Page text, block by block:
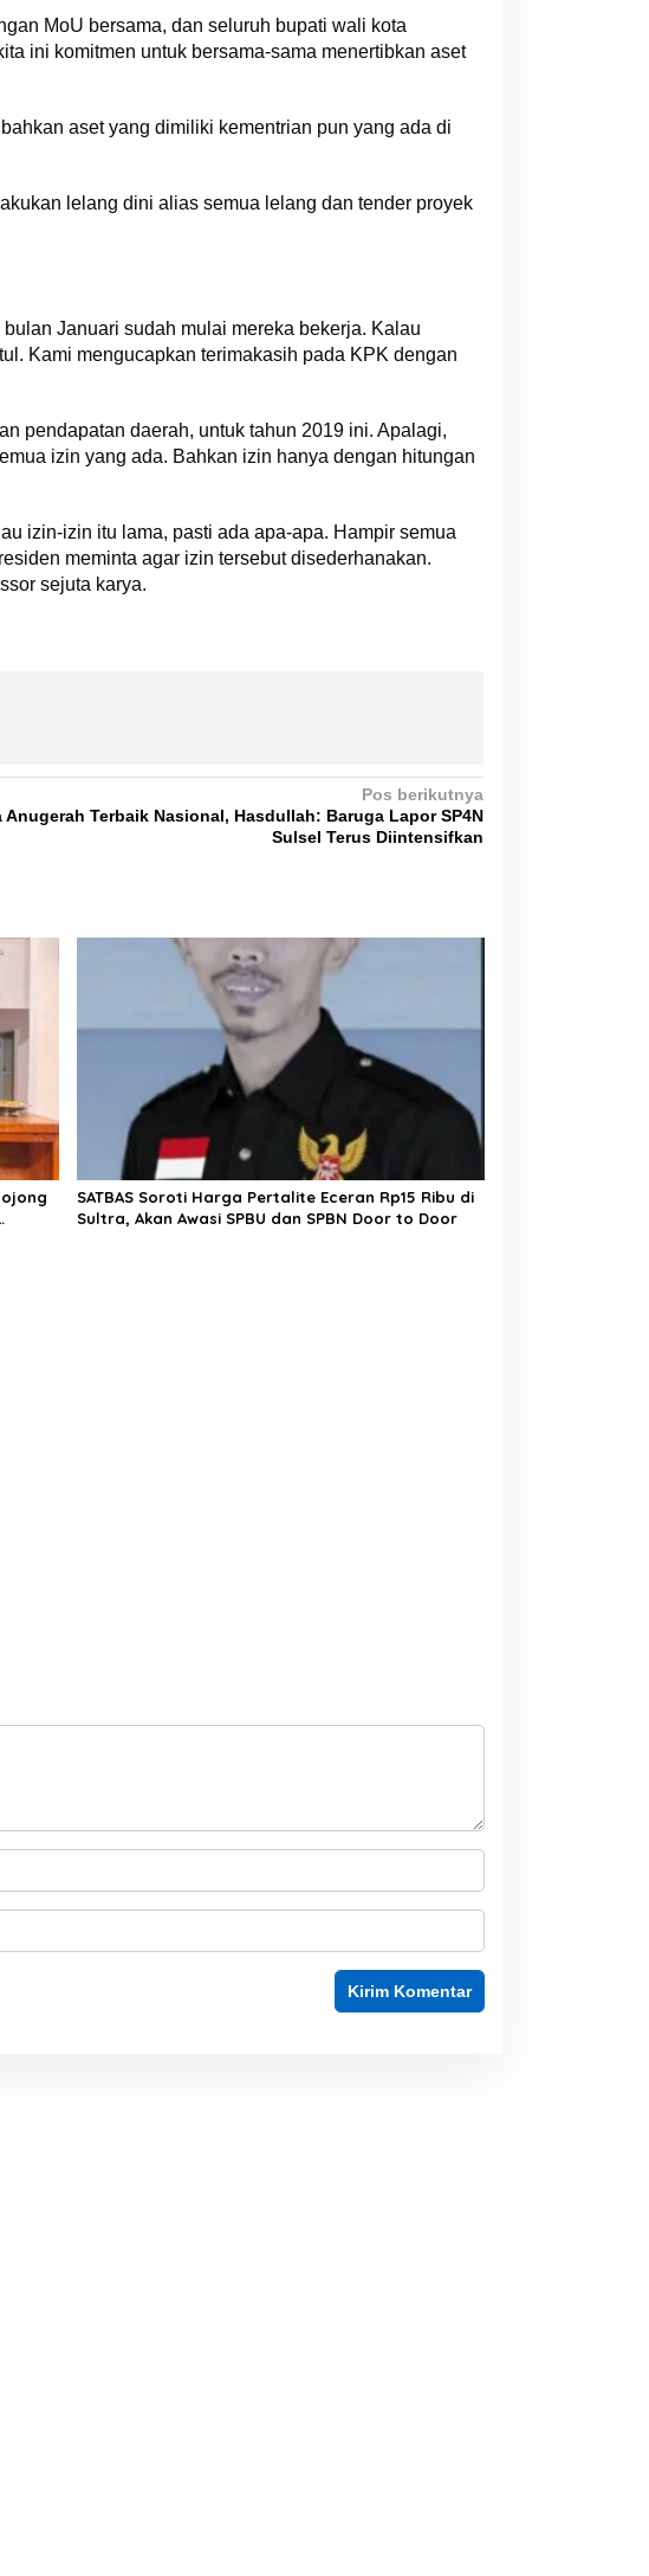
MoU bersama, dan seluruh bupati wali kota
ini komitmen untuk bersama-sama menertibkan aset
aset yang dimiliki kementrian pun yang ada di
lelang dini alias semua lelang dan tender proyek
Januari sudah mulai mereka bekerja. Kalau
Kami mengucapkan terimakasih pada KPK dengan
pendapatan daerah, untuk tahun 2019 ini. Apalagi,
izin yang ada. Bahkan izin hanya dengan hitungan
izin-izin itu lama, pasti ada apa-apa. Hampir semua
meminta agar izin tersebut disederhanakan.
sejuta karya.
Pos berikutnya
Anugerah Terbaik Nasional, Hasdullah: Baruga Lapor SP4N
Sulsel Terus Diintensifkan
SATBAS Soroti Harga Pertalite Eceran Rp15 Ribu di
Sultra, Akan Awasi SPBU dan SPBN Door to Door